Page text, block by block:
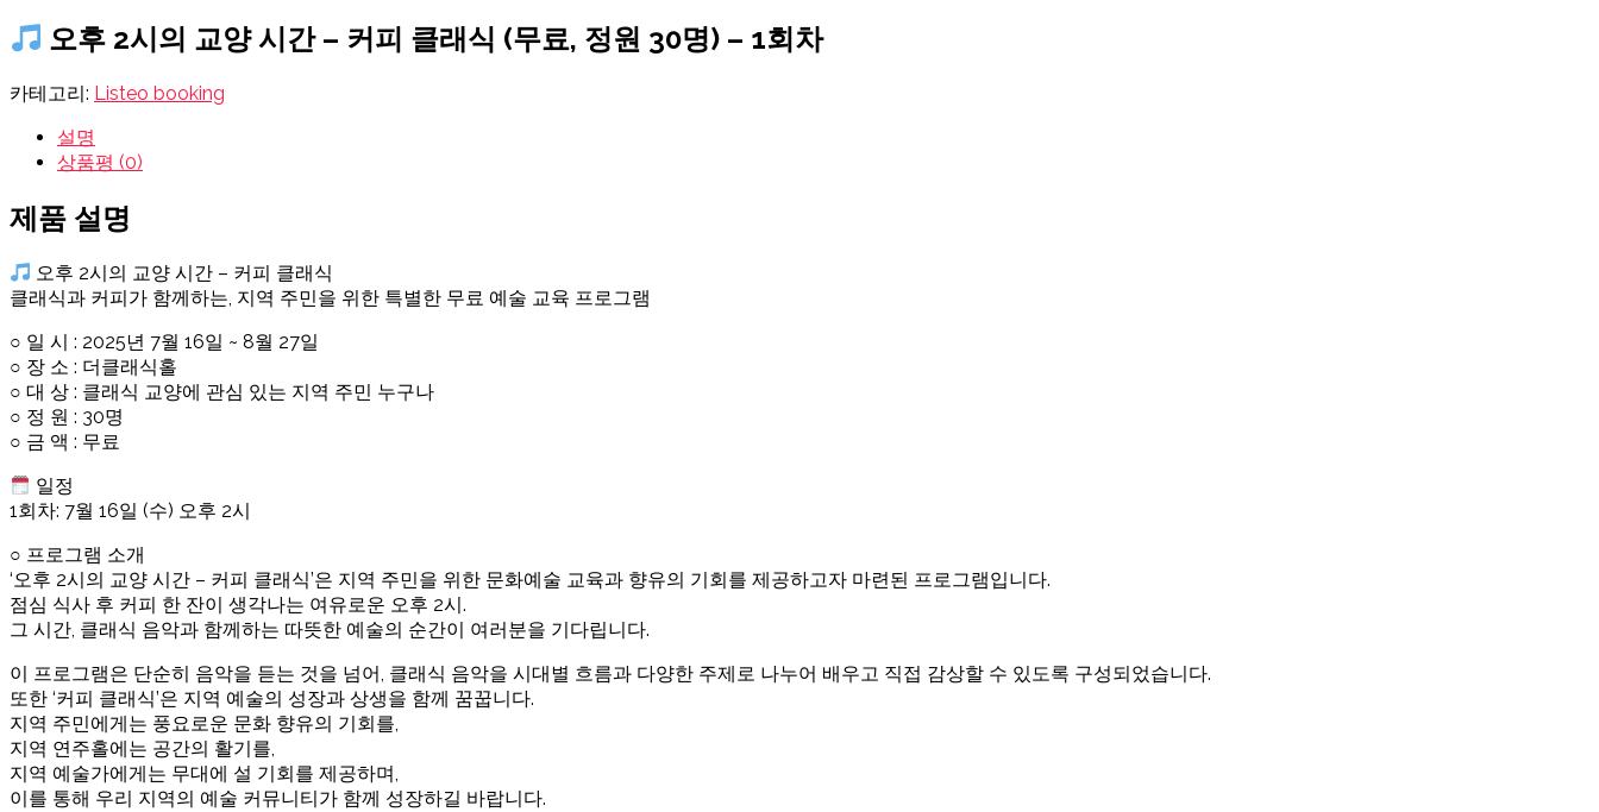
오후 2시의 교양 시간 – 커피 클래식 (무료, 정원 30명) – 1회차
카테고리: Listeo booking
설명
상품평 (0)
제품 설명
오후 2시의 교양 시간 – 커피 클래식
클래식과 커피가 함께하는, 지역 주민을 위한 특별한 무료 예술 교육 프로그램
○ 일 시 : 2025년 7월 16일 ~ 8월 27일
○ 장 소 : 더클래식홀
○ 대 상 : 클래식 교양에 관심 있는 지역 주민 누구나
○ 정 원 : 30명
○ 금 액 : 무료
일정
1회차: 7월 16일 (수) 오후 2시
○ 프로그램 소개
‘오후 2시의 교양 시간 – 커피 클래식’은 지역 주민을 위한 문화예술 교육과 향유의 기회를 제공하고자 마련된 프로그램입니다.
점심 식사 후 커피 한 잔이 생각나는 여유로운 오후 2시.
그 시간, 클래식 음악과 함께하는 따뜻한 예술의 순간이 여러분을 기다립니다.
이 프로그램은 단순히 음악을 듣는 것을 넘어, 클래식 음악을 시대별 흐름과 다양한 주제로 나누어 배우고 직접 감상할 수 있도록 구성되었습니다.
또한 ‘커피 클래식’은 지역 예술의 성장과 상생을 함께 꿈꿉니다.
지역 주민에게는 풍요로운 문화 향유의 기회를,
지역 연주홀에는 공간의 활기를,
지역 예술가에게는 무대에 설 기회를 제공하며,
이를 통해 우리 지역의 예술 커뮤니티가 함께 성장하길 바랍니다.